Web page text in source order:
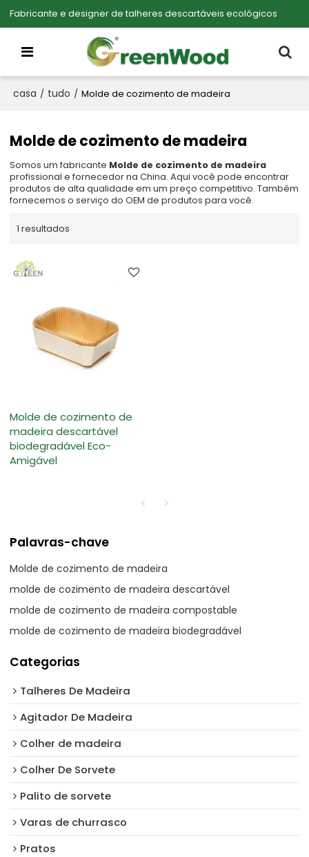
Fabricante e designer de talheres descartáveis ecológicos
casa / tudo / Molde de cozimento de madeira
Molde de cozimento de madeira
Somos um fabricante Molde de cozimento de madeira
profissional e fornecedor na China. Aqui você pode encontrar
produtos de alta qualidade em um preço competitivo. Também
fornecemos o serviço do OEM de produtos para você.
1 resultados
Molde de cozimento de
madeira descartável
biodegradável Eco-
Amigável
Palavras-chave
Molde de cozimento de madeira
molde de cozimento de madeira descartável
molde de cozimento de madeira compostable
molde de cozimento de madeira biodegradável
Categorias
Talheres De Madeira
Agitador De Madeira
Colher de madeira
Colher De Sorvete
Palito de sorvete
Varas de churrasco
Pratos